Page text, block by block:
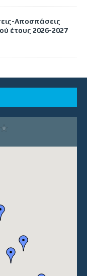
Αποσπάσεις
έτους 2026-2027